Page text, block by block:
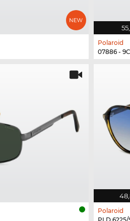
Polaroid
07886 -
Polaroid